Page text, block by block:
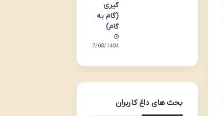
گیری
(گام به
گام)
07/08/1404
بحث های داغ کاربران